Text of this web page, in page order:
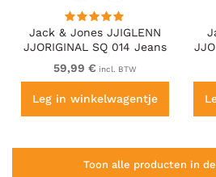
Jack & Jones JJIGLENN
JJORIGINAL SQ 014 Jeans
Black Denim
59,99 € incl. BTW
Leg in winkelwagentje
Toon alle producten in